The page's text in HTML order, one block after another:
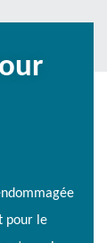
pour le